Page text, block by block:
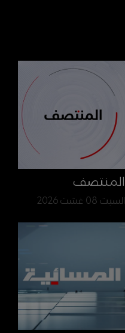
المنتصف
السبت 08 غشت 2026